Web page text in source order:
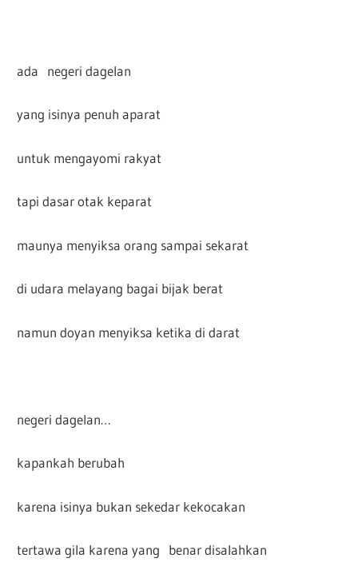
ada negeri dagelan
yang isinya penuh aparat
untuk mengayomi rakyat
tapi dasar otak keparat
maunya menyiksa orang sampai sekarat
di udara melayang bagai bijak berat
namun doyan menyiksa ketika di darat
negeri dagelan…
kapankah berubah
karena isinya bukan sekedar kekocakan
tertawa gila karena yang benar disalahkan